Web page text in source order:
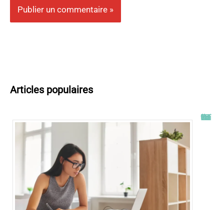
Articles populaires
Tout savoir sur l’ENT UT2J